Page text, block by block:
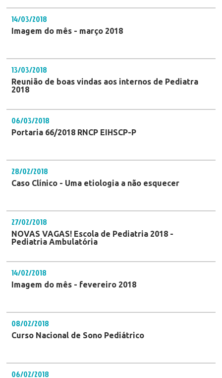
14/03/2018
Imagem do mês - março 2018
13/03/2018
Reunião de boas vindas aos internos de Pediatra
2018
06/03/2018
Portaria 66/2018 RNCP EIHSCP-P
28/02/2018
Caso Clínico - Uma etiologia a não esquecer
27/02/2018
NOVAS VAGAS! Escola de Pediatria 2018 -
Pediatria Ambulatória
14/02/2018
Imagem do mês - fevereiro 2018
08/02/2018
Curso Nacional de Sono Pediátrico
06/02/2018